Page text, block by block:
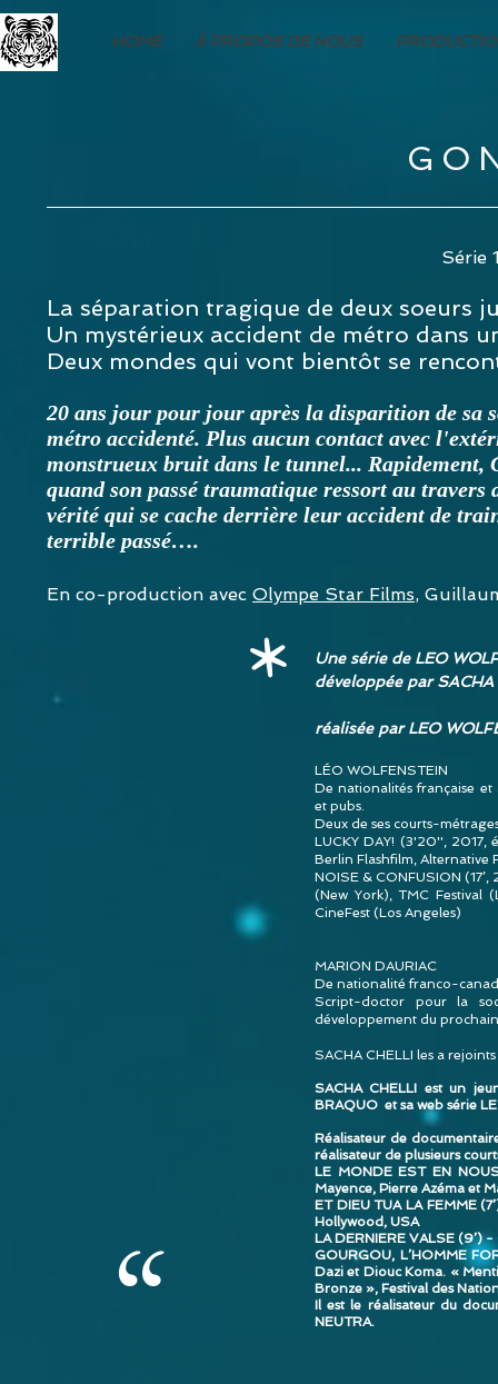
HOME À PROPOS DE NOUS
*
“
Série
La séparation tragique de deux soeurs
Un mystérieux accident de métro dans
Deux mondes qui vont bientôt se
20 ans jour pour jour après la disparition de sa
métro accidenté. Plus aucun contact avec
monstrueux bruit dans le tunnel... Rapidement,
quand son passé traumatique ressort au
vérité qui se cache derrière leur accident de
terrible passé….
En co-production avec Olympe Star Films,
Une série de LEO
développée par SACHA
réalisée parLEO
LÉO WOLFENSTEIN
De nationalités française
et pubs.
Deux de ses courts-
LUCKY DAY! (3'20'', 2017,
Berlin Flashfilm, Alternative
NOISE & CONFUSION
(New York), TMC Festival
CineFest (Los Angeles)
MARION DAURIAC
De nationalité franco-
Script-doctor pour la
développement du
SACHA CHELLI les a
SACHA CHELLI est un
BRAQUO et sa web série
Réalisateur de
réalisateur de plusieurs
LE MONDE EST EN
Mayence, Pierre Azéma et
ET DIEU TUA LA FEMME
Hollywood, USA
LA DERNIERE VALSE (9’)
GOURGOU, L’HOMME
Dazi et Diouc Koma. «
Bronze », Festival des
Il est le réalisateur du
NEUTRA.